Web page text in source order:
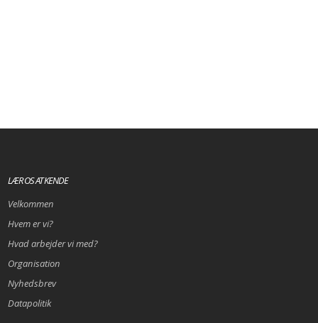
LÆR OS AT KENDE
Velkommen
Hvem er vi?
Hvad arbejder vi med?
Organisation
Nyhedsbrev
Datapolitik